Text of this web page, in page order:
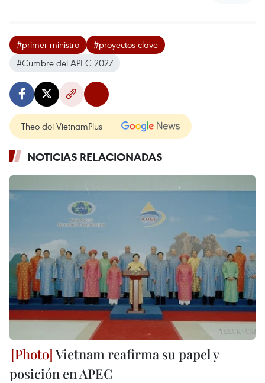
#primer ministro
#proyectos clave
#Cumbre del APEC 2027
Theo dõi VietnamPlus
NOTICIAS RELACIONADAS
Vietnam reafirma su papel y
posición en APEC